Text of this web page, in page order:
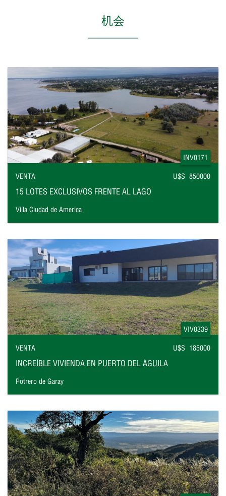
机会
INV0171
VENTA U$S 850000
15 LOTES EXCLUSIVOS FRENTE AL LAGO
Villa Ciudad de America
VIV0339
VENTA U$S 185000
INCREÍBLE VIVIENDA EN PUERTO DEL ÁGUILA
Potrero de Garay